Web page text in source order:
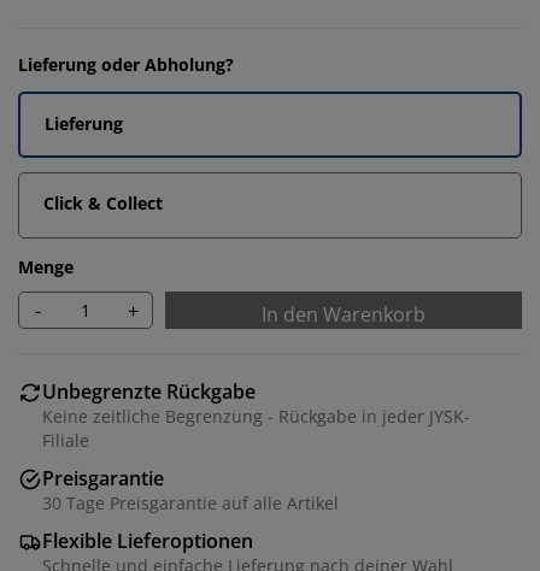
Lieferung oder Abholung?
Lieferung
Click & Collect
Menge
- + In den Warenkorb
Unbegrenzte Rückgabe
Keine zeitliche Begrenzung - Rückgabe in jeder JYSK-
Filiale
Preisgarantie
30 Tage Preisgarantie auf alle Artikel
Flexible Lieferoptionen
Schnelle und einfache Lieferung nach deiner Wahl